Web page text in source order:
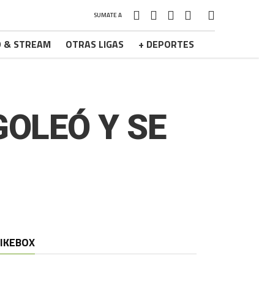
SUMATE A
& STREAM OTRAS LIGAS + DEPORTES
Y SE